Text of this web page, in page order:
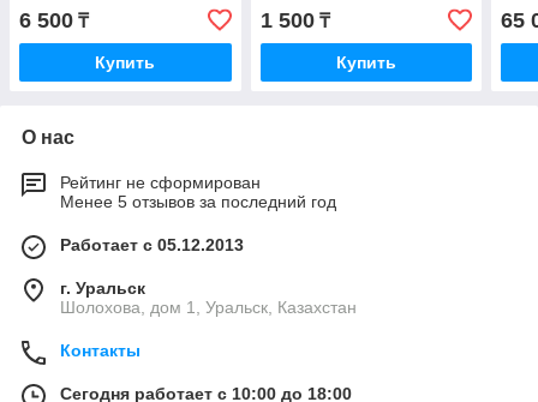
6 500 ₸
Купить
1 500₸
Купить
65
О нас
Рейтинг не сформирован
Менее 5 отзывов за последний год
Работает с 05.12.2013
г. Уральск
Шолохова, дом 1, Уральск, Казахстан
Контакты
Сегодня работает с 10:00 до 18:00